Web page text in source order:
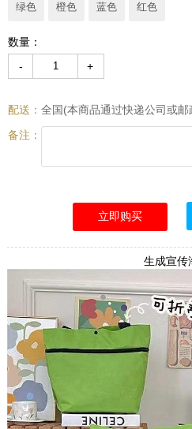
绿色 橙色 蓝色 红色
数量：
-
+
配送： 全国(本商品通过快递公司或
备注：
生成宣传